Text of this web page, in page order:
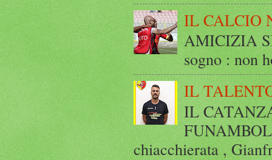
IL CALCIO
AMICIZIA
sogno : non
IL
IL
chiacchierata ,